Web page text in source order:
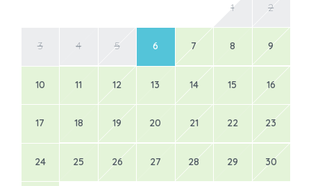
1 2
3 4 5 6 7 8 9
10 11 12 13 14 15 16
17 18 19 20 21 22 23
24 25 26 27 28 29 30